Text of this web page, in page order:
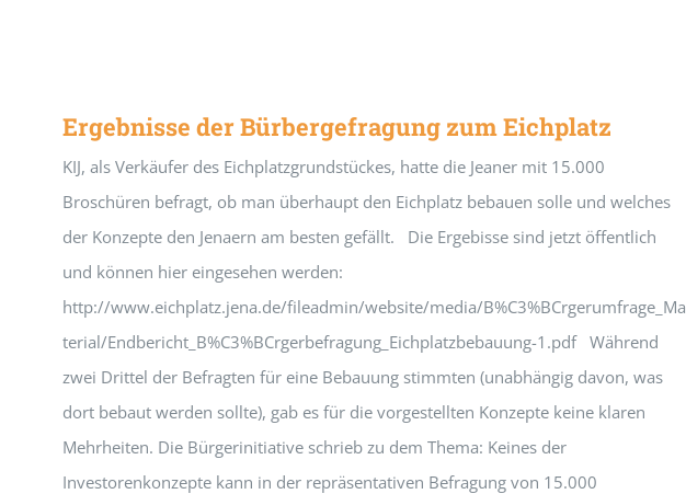
Ergebnisse der Bürbergefragung zum Eichplatz
KIJ, als Verkäufer des Eichplatzgrundstückes, hatte die Jeaner mit 15.000
Broschüren befragt, ob man überhaupt den Eichplatz bebauen solle und welches
der Konzepte den Jenaern am besten gefällt. Die Ergebisse sind jetzt öffentlich
und können hier eingesehen werden:
http://www.eichplatz.jena.de/fileadmin/website/media/B%C3%BCrgerumfrage_Ma
terial/Endbericht_B%C3%BCrgerbefragung_Eichplatzbebauung-1.pdf Während
zwei Drittel der Befragten für eine Bebauung stimmten (unabhängig davon, was
dort bebaut werden sollte), gab es für die vorgestellten Konzepte keine klaren
Mehrheiten. Die Bürgerinitiative schrieb zu dem Thema: Keines der
Investorenkonzepte kann in der repräsentativen Befragung von 15.000